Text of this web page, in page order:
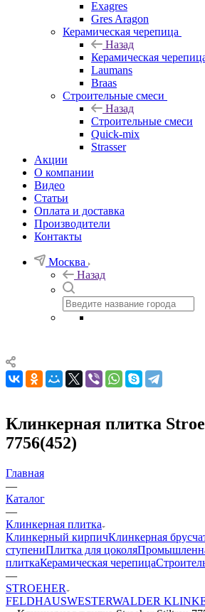
Exagres
Gres Aragon
Керамическая черепица
Назад
Керамическая
Laumans
Braas
Строительные смеси
Назад
Строительные смеси
Quick-mix
Strasser
Акции
О компании
Видео
Статьи
Оплата и доставка
Производители
Контакты
Москва
Назад
Клинкерная плитка
7756(452)
Главная
—
Каталог
—
Клинкерная плитка
Клинкерный кирпичКлинкерная
ступениПлитка для цоколя
плиткаКерамическая черепица
—
STROEHER
FELDHAUSWESTERWALDER